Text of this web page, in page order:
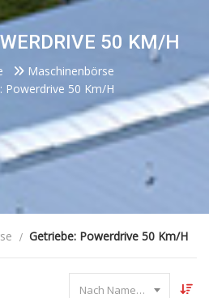
50 KM/H
Maschinenbörse
Powerdrive 50 Km/h
Getriebe: Powerdrive 50 Km/h
Nach Name sortieren